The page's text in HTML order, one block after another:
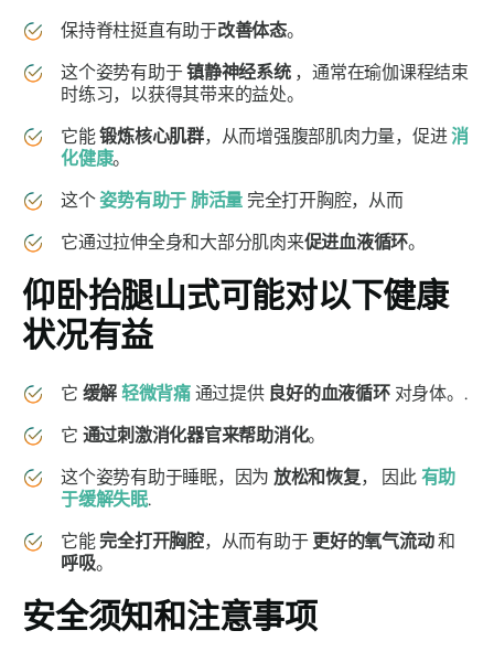
保持脊柱挺直有助于改善体态。
这个姿势有助于镇静神经系统，通常在瑜伽课程结束
时练习，以获得其带来的益处。
它能锻炼核心肌群，从而增强腹部肌肉力量，促进消
化健康。
这个姿势有助于 肺活量 完全打开胸腔，从而
它通过拉伸全身和大部分肌肉来促进血液循环。
仰卧抬腿山式可能对以下健康
状况有益
它 缓解 轻微背痛通过提供 良好的血液循环对身体。.
它 通过刺激消化器官来帮助消化。
这个姿势有助于睡眠，因为 放松和恢复， 因此 有助
于缓解失眠.
它能完全打开胸腔，从而有助于 更好的氧气流动和
呼吸。
安全须知和注意事项